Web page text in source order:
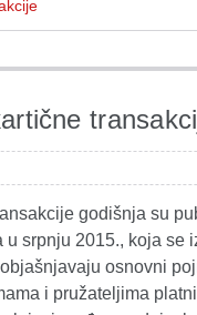
godišnja su
u srpnju 2015., koja se
osnovni
i pružateljima